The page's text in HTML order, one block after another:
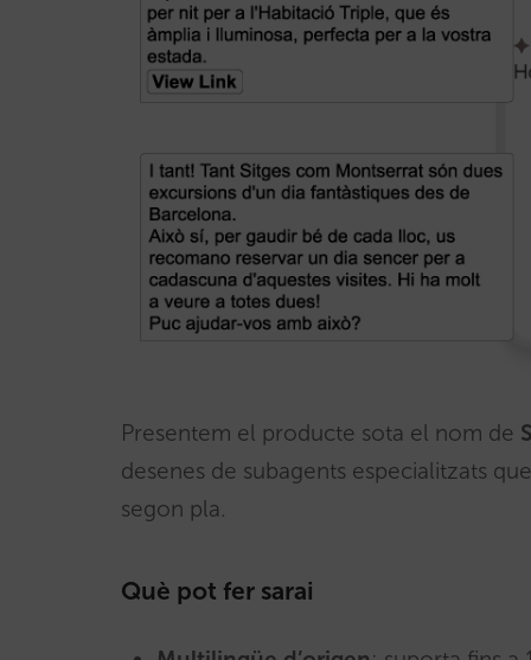
Presentem el producte sota el nom de
desenes de subagents especialitzats
segon pla.
Què pot fer sarai